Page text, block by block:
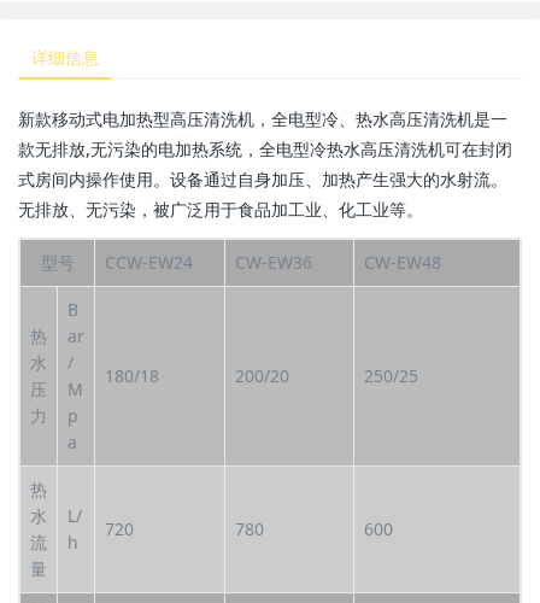
详细信息
新款移动式电加热型高压清洗机，全电型冷、热水高压清洗机是一
款无排放,无污染的电加热系统，全电型冷热水高压清洗机可在封闭
式房间内操作使用。设备通过自身加压、加热产生强大的水射流。
无排放、无污染，被广泛用于食品加工业、化工业等。
型号 CCW-EW24 CW-EW36 CW-EW48
热
水
压
力
B
ar
/
M
p
a
180/18 200/20 250/25
热
水
流
量
L/
h
720 780 600